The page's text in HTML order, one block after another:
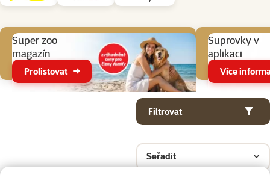
Super zoo
magazín
Prolistovat
Suprovky v
aplikaci
Více
Filtrovat
Seřadit
Produkty v kategorii Suché krmivo pro akvarijní ryby